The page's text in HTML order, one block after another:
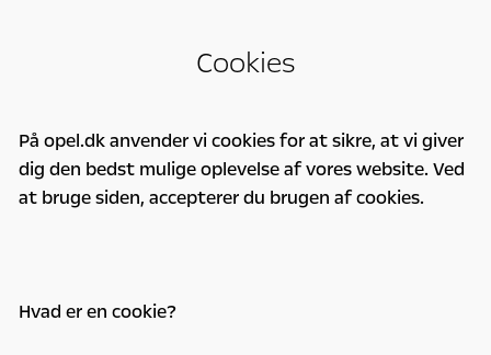
Cookies
På opel.dk anvender vi cookies for at sikre, at vi giver
dig den bedst mulige oplevelse af vores website. Ved
at bruge siden, accepterer du brugen af cookies.
Hvad er en cookie?